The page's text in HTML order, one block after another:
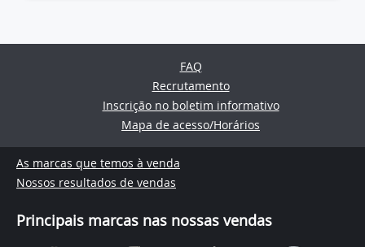
FAQ
Recrutamento
Inscrição no boletim informativo
Mapa de acesso/Horários
As marcas que temos à venda
Nossos resultados de vendas
Principais marcas nas nossas vendas